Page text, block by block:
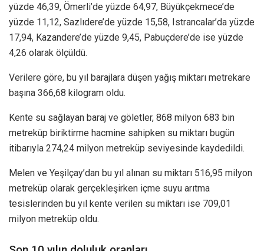
yüzde 46,39, Ömerli’de yüzde 64,97, Büyükçekmece’de
yüzde 11,12, Sazlıdere’de yüzde 15,58, Istrancalar’da yüzde
17,94, Kazandere’de yüzde 9,45, Pabuçdere’de ise yüzde
4,26 olarak ölçüldü.
Verilere göre, bu yıl barajlara düşen yağış miktarı metrekare
başına 366,68 kilogram oldu.
Kente su sağlayan baraj ve göletler, 868 milyon 683 bin
metreküp biriktirme hacmine sahipken su miktarı bugün
itibarıyla 274,24 milyon metreküp seviyesinde kaydedildi.
Melen ve Yeşilçay’dan bu yıl alınan su miktarı 516,95 milyon
metreküp olarak gerçekleşirken içme suyu arıtma
tesislerinden bu yıl kente verilen su miktarı ise 709,01
milyon metreküp oldu.